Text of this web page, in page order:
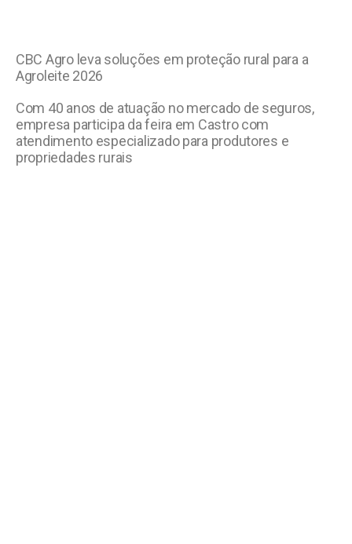
CBC Agro leva soluções em proteção rural para a
Agroleite 2026
Com 40 anos de atuação no mercado de seguros,
empresa participa da feira em Castro com
atendimento especializado para produtores e
propriedades rurais